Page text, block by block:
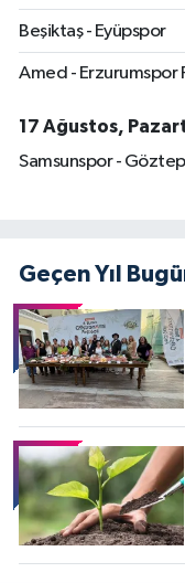
Beşiktaş - Eyüpspor
Amed - Erzurumspor
17 Ağustos,
Samsunspor -
Geçen Yıl